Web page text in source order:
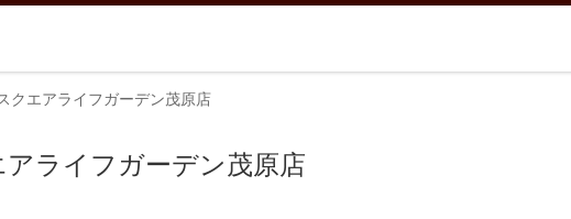
クエアライフガーデン茂原店
ライフガーデン茂原店